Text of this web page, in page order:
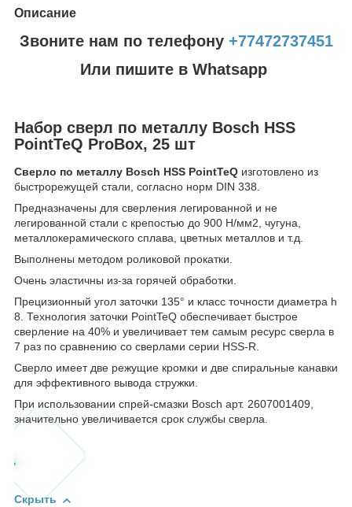
Описание
Звоните нам по телефону +77472737451
Или пишите в Whatsapp
Набор сверл по металлу Bosch HSS
PointTeQ ProBox, 25 шт
Сверло по металлу Bosch HSS PointTeQ изготовлено из
быстрорежущей стали, согласно норм DIN 338.
Предназначены для сверления легированной и не
легированной стали с крепостью до 900 Н/мм2, чугуна,
металлокерамического сплава, цветных металлов и т.д.
Выполнены методом роликовой прокатки.
Очень эластичны из-за горячей обработки.
Прецизионный угол заточки 135° и класс точности диаметра h
8. Технология заточки PointTeQ обеспечивает быстрое
сверление на 40% и увеличивает тем самым ресурс сверла в
7 раз по сравнению со сверлами серии HSS-R.
Сверло имеет две режущие кромки и две спиральные канавки
для эффективного вывода стружки.
При использовании спрей-смазки Bosch арт. 2607001409,
значительно увеличивается срок службы сверла.
Скрыть